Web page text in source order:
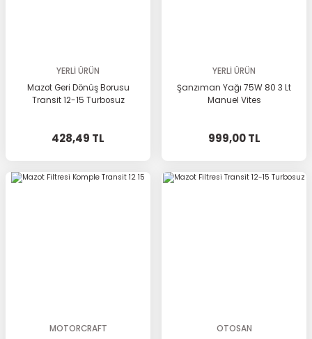
YERLİ ÜRÜN
Mazot Geri Dönüş Borusu
Transit 12-15 Turbosuz
428,49 TL
YERLİ ÜRÜN
Şanzıman Yağı 75W 80 3 Lt
Manuel Vites
999,00 TL
MOTORCRAFT
OTOSAN